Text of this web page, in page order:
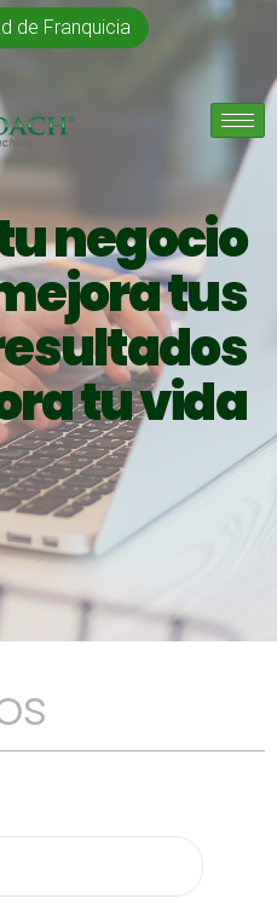
de Franquicia
negocio
tus
tu vida